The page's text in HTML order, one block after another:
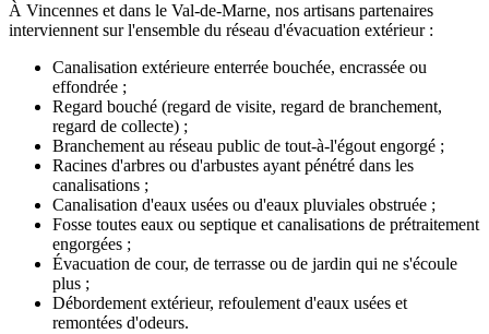
À Vincennes et dans le Val-de-Marne, nos artisans partenaires
interviennent sur l'ensemble du réseau d'évacuation extérieur :
Canalisation extérieure enterrée bouchée, encrassée ou
effondrée ;
Regard bouché (regard de visite, regard de branchement,
regard de collecte) ;
Branchement au réseau public de tout-à-l'égout engorgé ;
Racines d'arbres ou d'arbustes ayant pénétré dans les
canalisations ;
Canalisation d'eaux usées ou d'eaux pluviales obstruée ;
Fosse toutes eaux ou septique et canalisations de prétraitement
engorgées ;
Évacuation de cour, de terrasse ou de jardin qui ne s'écoule
plus ;
Débordement extérieur, refoulement d'eaux usées et
remontées d'odeurs.